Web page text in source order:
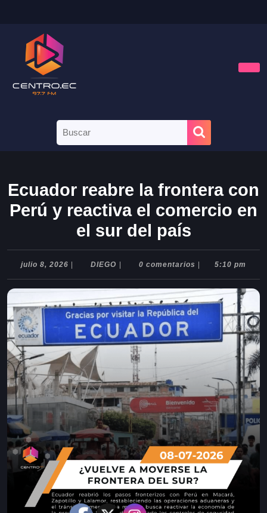
Ecuador reabre la frontera con
Perú y reactiva el comercio en
el sur del país
julio 8, 2026 DIEGO 0 comentarios 5:10 pm